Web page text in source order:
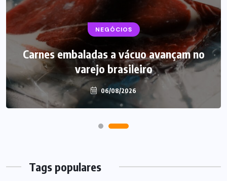
NEGÓCIOS
Carnes embaladas a vácuo avançam no
varejo brasileiro
06/08/2026
Tags populares